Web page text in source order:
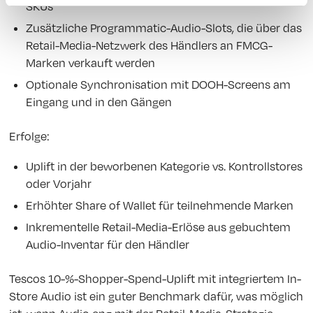
SKUs
Zusätzliche Programmatic-Audio-Slots, die über das
Retail-Media-Netzwerk des Händlers an FMCG-
Marken verkauft werden
Optionale Synchronisation mit DOOH-Screens am
Eingang und in den Gängen
Erfolge:
Uplift in der beworbenen Kategorie vs. Kontrollstores
oder Vorjahr
Erhöhter Share of Wallet für teilnehmende Marken
Inkrementelle Retail-Media-Erlöse aus gebuchtem
Audio-Inventar für den Händler
Tescos 10-%-Shopper-Spend-Uplift mit integriertem In-
Store Audio ist ein guter Benchmark dafür, was möglich